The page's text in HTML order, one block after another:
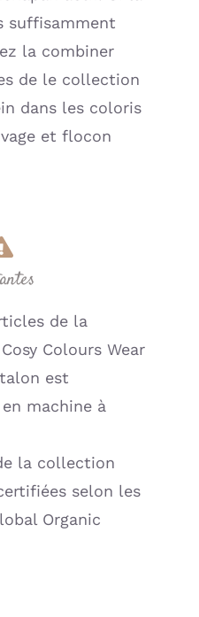
suffisamment
la combiner
de le collection
dans les coloris
et flocon
de la
Colours Wear
est
machine à
la collection
selon les
Organic